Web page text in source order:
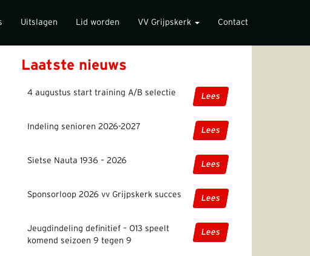
Uitslagen Lid worden VV Grijpskerk Contact
Laatste nieuws
4 augustus start training A/B selectie Lees
Indeling senioren 2026-2027 Lees
Sietse Nauta 1936 – 2026 Lees
Sponsorloop 2026 vv Grijpskerk succes Lees
Jeugdindeling definitief – O13 speelt
komend seizoen 9 tegen 9
Lees